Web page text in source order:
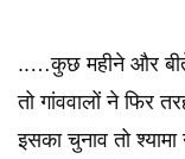
..…कुछ महीने और
तो गांववालों ने फिर
इसका चुनाव तो